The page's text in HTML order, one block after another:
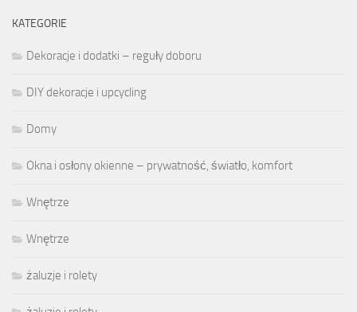
KATEGORIE
Dekoracje i dodatki – reguły doboru
DIY dekoracje i upcycling
Domy
Okna i osłony okienne – prywatność, światło, komfort
Wnętrze
Wnętrze
żaluzje i rolety